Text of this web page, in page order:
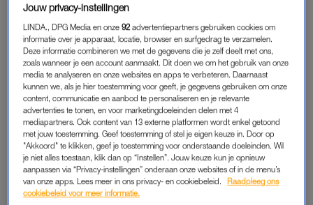
We zijn nu een week in Spanje. In een prachtig stadje in
de regio Valencia, waar mijn vriend sinds een paar
dagen de trotse eigenaar is van een casa de pueblo –
een dorpshuisje, in een smal straatje waar geen auto’s
rijden, maar wel oma’s met boodschappentrolleys
voorbij schuifelen.
Ik dacht: heerlijk, tien dagen samen weg. Beetje zon, huisje
inrichten, wijntje erbij. Maar nu denk ik: hier wil ik wel wonen.
De zon schijnt hier zo’n 300 dagen per jaar. De straten zijn
absurd schoon – elke ochtend komt er een schoonmaakploeg
langs. En als een hond plast, duikt het baasje meteen op de
Jouw privacy-instellingen
LINDA., DPG Media en onze92 advertentiepartners gebruiken cookies om
informatie over je apparaat, locatie, browser en surfgedrag te verzamelen.
Deze informatie combineren we met de gegevens die je zelf deelt met ons,
zoals wanneer je een account aanmaakt. Dit doen we om het gebruik van onze
media te analyseren en onze websites en apps te verbeteren. Daarnaast
kunnen we, als je hier toestemming voor geeft, je gegevens gebruiken om onze
content, communicatie en aanbod te personaliseren en je relevante
advertenties te tonen, en voor marketingdoeleinden delen met 4
mediapartners. Ook content van 13 externe platformen wordt enkel getoond
met jouw toestemming. Geef toestemming of stel je eigen keuze in. Door op
"Akkoord" te klikken, geef je toestemming voor onderstaande doeleinden. Wil
je niet alles toestaan, klik dan op “Instellen”. Jouw keuze kun je opnieuw
aanpassen via “Privacy-instellingen” onderaan onze websites of in de menu’s
van onze apps. Lees meer in ons privacy- en cookiebeleid.
Raadpleeg ons
cookiebeleid voor meer informatie.